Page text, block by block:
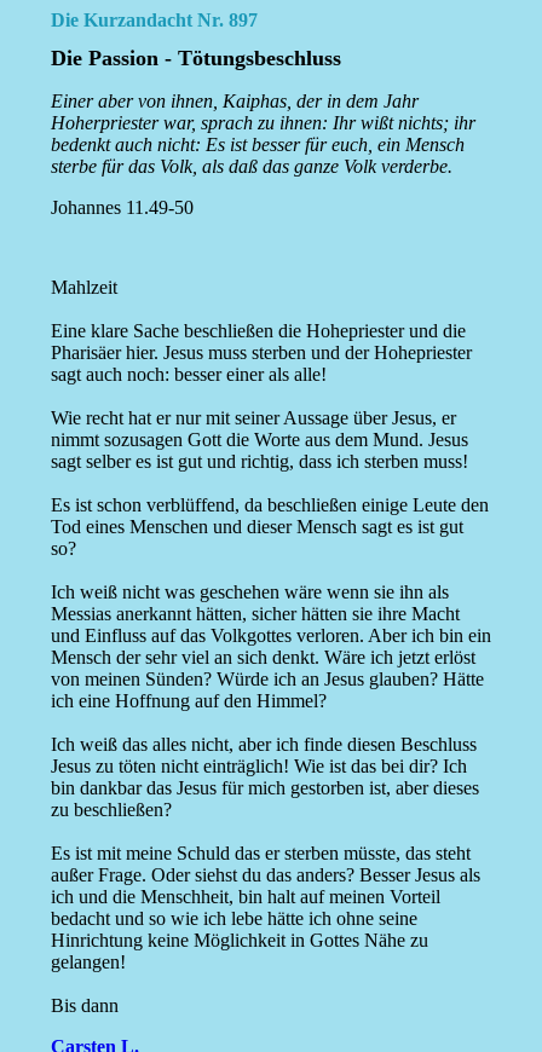
Die Kurzandacht Nr. 897
Die Passion - Tötungsbeschluss
Einer aber von ihnen, Kaiphas, der in dem Jahr
Hoherpriester war, sprach zu ihnen: Ihr wißt nichts; ihr
bedenkt auch nicht: Es ist besser für euch, ein Mensch
sterbe für das Volk, als daß das ganze Volk verderbe.
Johannes 11.49-50
Mahlzeit
Eine klare Sache beschließen die Hohepriester und die
Pharisäer hier. Jesus muss sterben und der Hohepriester
sagt auch noch: besser einer als alle!
Wie recht hat er nur mit seiner Aussage über Jesus, er
nimmt sozusagen Gott die Worte aus dem Mund. Jesus
sagt selber es ist gut und richtig, dass ich sterben muss!
Es ist schon verblüffend, da beschließen einige Leute den
Tod eines Menschen und dieser Mensch sagt es ist gut
so?
Ich weiß nicht was geschehen wäre wenn sie ihn als
Messias anerkannt hätten, sicher hätten sie ihre Macht
und Einfluss auf das Volkgottes verloren. Aber ich bin ein
Mensch der sehr viel an sich denkt. Wäre ich jetzt erlöst
von meinen Sünden? Würde ich an Jesus glauben? Hätte
ich eine Hoffnung auf den Himmel?
Ich weiß das alles nicht, aber ich finde diesen Beschluss
Jesus zu töten nicht einträglich! Wie ist das bei dir? Ich
bin dankbar das Jesus für mich gestorben ist, aber dieses
zu beschließen?
Es ist mit meine Schuld das er sterben müsste, das steht
außer Frage. Oder siehst du das anders? Besser Jesus als
ich und die Menschheit, bin halt auf meinen Vorteil
bedacht und so wie ich lebe hätte ich ohne seine
Hinrichtung keine Möglichkeit in Gottes Nähe zu
gelangen!
Bis dann
Carsten L.